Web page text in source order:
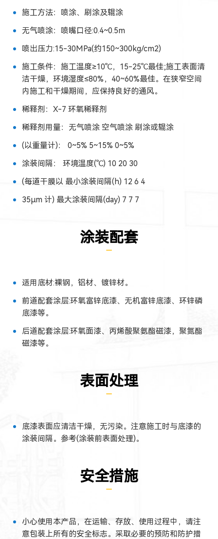
施工方法：喷涂、刷涂及辊涂
无气喷涂：喷嘴口径:0.4~0.5m
喷出压力:15-30MPa(约150~300kg/cm2)
施工条件：施工温度≥10℃，15-25℃最佳;施工表面清
洁干燥，环境湿度≤80%，40~60%最佳。在狭窄空间
内施工和干燥期间，应保持良好的通风。
稀释剂：X-7 环氧稀释剂
稀释剂用量：无气喷涂 空气喷涂 刷涂或辊涂
(以重量计)： 0~5% 5~15% 0~5%
涂装间隔： 环境温度(℃) 10 20 30
(每道干膜以 最小涂装间隔(h) 12 6 4
35μm 计) 最大涂装间隔(day) 7 7 7
涂装配套
适用底材:裸钢，铝材、镀锌材。
前道配套涂层:环氧富锌底漆、无机富锌底漆、环锌磷
底漆等。
后道配套涂层:环氧面漆、丙烯酸聚氨酯磁漆，聚氮酯
磁漆等。
表面处理
底漆表面应清洁干燥，无污染。注意施工时与底漆的
涂装间隔。参考(涂装前表面处理)。
安全措施
小心使用本产品，在运输、存放、使用过程中，请注
意包装上所有的安全标志。采取必要的预防和防护措